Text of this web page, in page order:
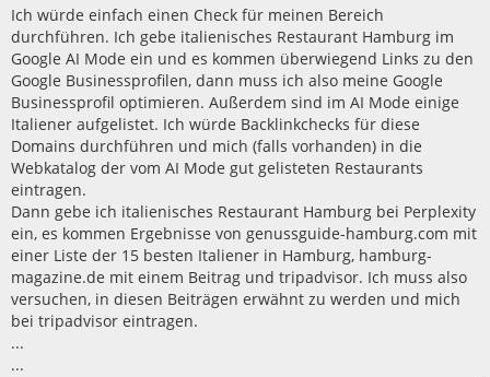
r
a
g
Ich würde einfach einen Check für meinen Bereich
durchführen. Ich gebe italienisches Restaurant Hamburg im
Google AI Mode ein und es kommen überwiegend Links zu den
Google Businessprofilen, dann muss ich also meine Google
Businessprofil optimieren. Außerdem sind im AI Mode einige
Italiener aufgelistet. Ich würde Backlinkchecks für diese
Domains durchführen und mich (falls vorhanden) in die
Webkatalog der vom AI Mode gut gelisteten Restaurants
eintragen.
Dann gebe ich italienisches Restaurant Hamburg bei Perplexity
ein, es kommen Ergebnisse von genussguide-hamburg.com mit
einer Liste der 15 besten Italiener in Hamburg, hamburg-
magazine.de mit einem Beitrag und tripadvisor. Ich muss also
versuchen, in diesen Beiträgen erwähnt zu werden und mich
bei tripadvisor eintragen.
...
...